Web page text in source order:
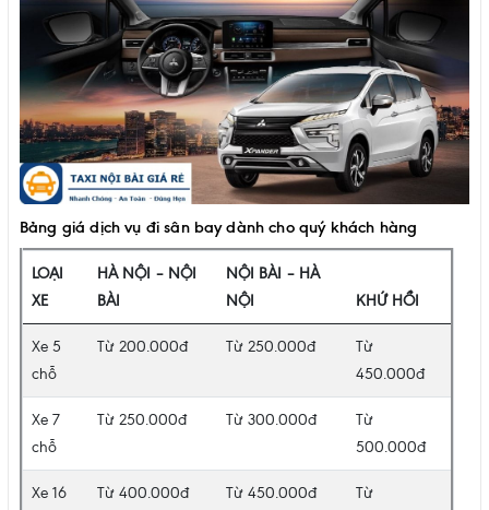
Bảng giá dịch vụ đi sân bay dành cho quý khách hàng
LOẠI
XE
HÀ NỘI – NỘI
BÀI
NỘI BÀI – HÀ
NỘI
KHỨ HỒI
Xe 5
chỗ
Từ 200.000đ Từ 250.000đ
Từ
450.000đ
Xe 7
chỗ
Từ 250.000đ Từ 300.000đ
Từ
500.000đ
Xe 16
Từ 400.000đ Từ 450.000đ
Từ